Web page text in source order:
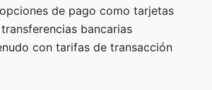
de pago como tarjetas
bancarias
con tarifas de transacción